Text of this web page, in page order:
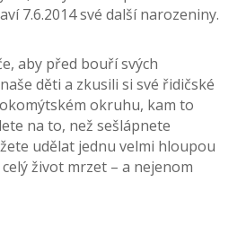
7.6.2014 své další narozeniny.
aby před bouří svých
děti a zkusili si své řidičské
okruhu, kam to
na to, než sešlápnete
udělat jednu velmi hloupou
život mrzet – a nejenom